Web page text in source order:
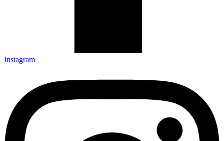
Instagram